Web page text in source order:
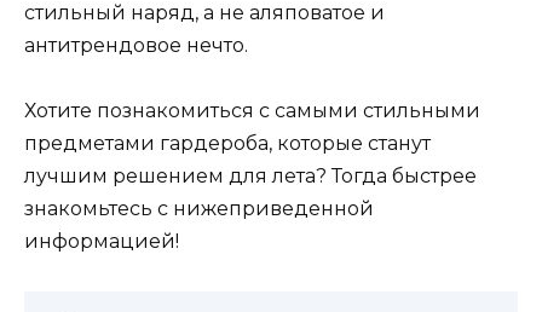
стильный наряд, а не аляповатое и
антитрендовое нечто.
Хотите познакомиться с самыми стильными
предметами гардероба, которые станут
лучшим решением для лета? Тогда быстрее
знакомьтесь с нижеприведенной
информацией!